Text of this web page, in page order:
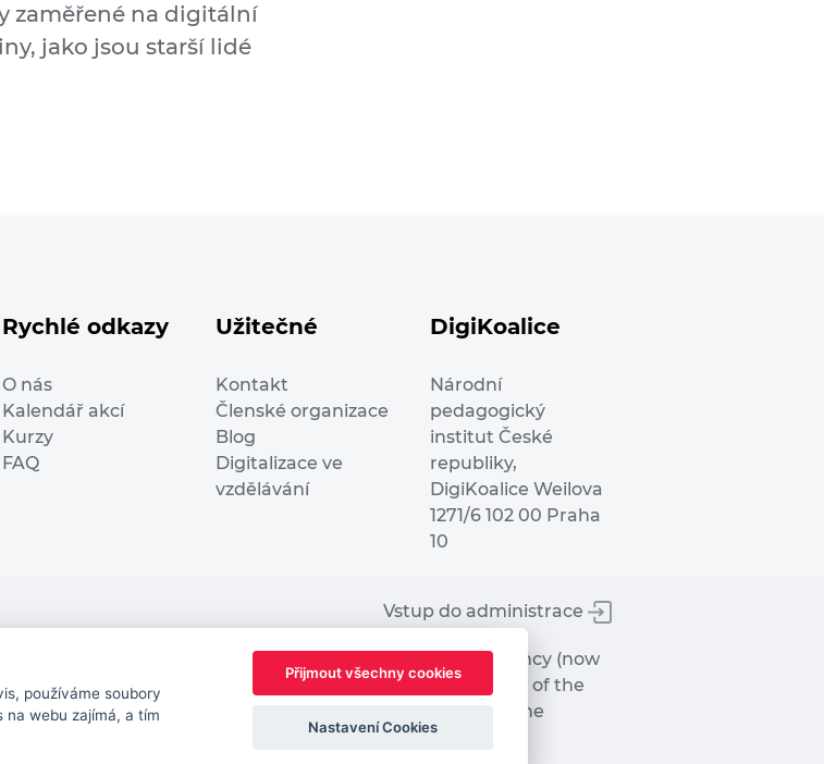
zaměřené na digitální
jako jsou starší lidé
Rychlé odkazy
O nás
Kalendář akcí
Kurzy
FAQ
Užitečné
Kontakt
Členské organizace
Blog
Digitalizace ve
vzdělávání
DigiKoalice
Národní
pedagogický
institut České
republiky,
DigiKoalice Weilova
1271/6 102 00 Praha
10
Vstup do administrace
Commission Innovation and Networks Executive Agency (now
only the author’s view. It does not represent the view of the
is not responsible for any use that may be made of the
používáme soubory
webu zajímá, a tím
Přijmout všechny cookies
Nastavení Cookies